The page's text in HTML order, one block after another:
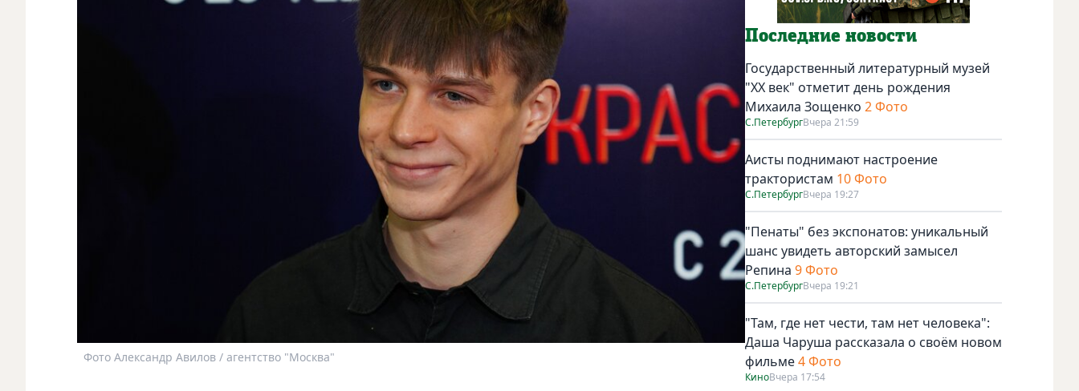
Фото Александр Авилов / агентство "Москва"
Последние новости
Государственный литературный музей
"ХХ век" отметит день рождения
Михаила Зощенко 2 Фото
С.ПетербургВчера 21:59
Аисты поднимают настроение
трактористам 10 Фото
С.ПетербургВчера 19:27
"Пенаты" без экспонатов: уникальный
шанс увидеть авторский замысел
Репина 9 Фото
С.ПетербургВчера 19:21
"Там, где нет чести, там нет человека":
Даша Чаруша рассказала о своём новом
фильме4 Фото
КиноВчера 17:54